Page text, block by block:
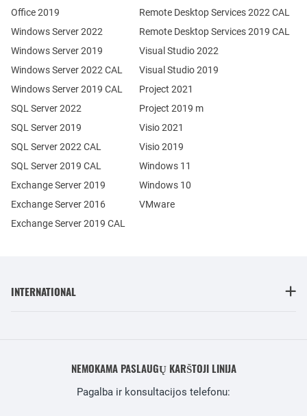
Office 2019
Windows Server 2022
Windows Server 2019
Exchange Server 2019
Exchange Server 2016
SQL Server 2022
SQL Server 2019
Windows Server 2022 CAL
Windows Server 2019 CAL
SQL Server 2022 CAL
SQL Server 2019 CAL
Remote Desktop Services 2022 CAL
Remote Desktop Services 2019 CAL
Exchange Server 2019 CAL
Visual Studio 2022
Visual Studio 2019
Project 2021
Project 2019 m
Visio 2021
Visio 2019
Windows 11
Windows 10
VMware
INTERNATIONAL
NEMOKAMA PASLAUGŲ KARŠTOJI LINIJA
Pagalba ir konsultacijos telefonu: